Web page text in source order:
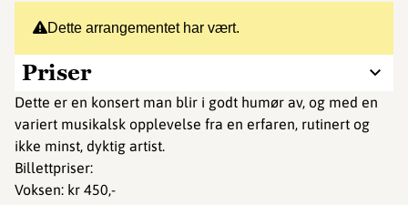
Dette arrangementet har vært.
Priser
Dette er en konsert man blir i godt humør av, og med en
variert musikalsk opplevelse fra en erfaren, rutinert og
ikke minst, dyktig artist.
Billettpriser:
Voksen: kr 450,-